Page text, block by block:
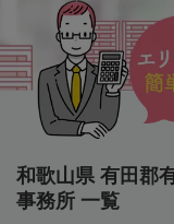
和歌山県 有田郡
事務所 一覧